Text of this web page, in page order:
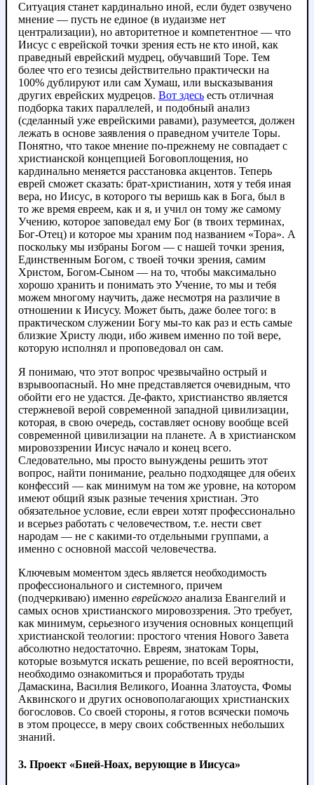
Ситуация станет кардинально иной, если будет озвучено
мнение — пусть не единое (в иудаизме нет
централизации), но авторитетное и компетентное — что
Иисус с еврейской точки зрения есть не кто иной, как
праведный еврейский мудрец, обучавший Торе. Тем
более что его тезисы действительно практически на
100% дублируют или сам Хумаш, или высказывания
других еврейских мудрецов. Вот здесь есть отличная
подборка таких параллелей, и подобный анализ
(сделанный уже еврейскими равами), разумеется, должен
лежать в основе заявления о праведном учителе Торы.
Понятно, что такое мнение по-прежнему не совпадает с
христианской концепцией Боговоплощения, но
кардинально меняется расстановка акцентов. Теперь
еврей сможет сказать: брат-христианин, хотя у тебя иная
вера, но Иисус, в которого ты веришь как в Бога, был в
то же время евреем, как и я, и учил он тому же самому
Учению, которое заповедал ему Бог (в твоих терминах,
Бог-Отец) и которое мы храним под названием «Тора». А
поскольку мы избраны Богом — с нашей точки зрения,
Единственным Богом, с твоей точки зрения, самим
Христом, Богом-Сыном — на то, чтобы максимально
хорошо хранить и понимать это Учение, то мы и тебя
можем многому научить, даже несмотря на различие в
отношении к Иисусу. Может быть, даже более того: в
практическом служении Богу мы-то как раз и есть самые
близкие Христу люди, ибо живем именно по той вере,
которую исполнял и проповедовал он сам.
Я понимаю, что этот вопрос чрезвычайно острый и
взрывоопасный. Но мне представляется очевидным, что
обойти его не удастся. Де-факто, христианство является
стержневой верой современной западной цивилизации,
которая, в свою очередь, составляет основу вообще всей
современной цивилизации на планете. А в христианском
мировоззрении Иисус начало и конец всего.
Следовательно, мы просто вынуждены решить этот
вопрос, найти понимание, реально подходящее для обеих
конфессий — как минимум на том же уровне, на котором
имеют общий язык разные течения христиан. Это
обязательное условие, если евреи хотят профессионально
и всерьез работать с человечеством, т.е. нести свет
народам — не с какими-то отдельными группами, а
именно с основной массой человечества.
Ключевым моментом здесь является необходимость
профессионального и системного, причем
(подчеркиваю) именно еврейского анализа Евангелий и
самых основ христианского мировоззрения. Это требует,
как минимум, серьезного изучения основных концепций
христианской теологии: простого чтения Нового Завета
абсолютно недостаточно. Евреям, знатокам Торы,
которые возьмутся искать решение, по всей вероятности,
необходимо ознакомиться и проработать труды
Дамаскина, Василия Великого, Иоанна Златоуста, Фомы
Аквинского и других основополагающих христианских
богословов. Со своей стороны, я готов всячески помочь
в этом процессе, в меру своих собственных небольших
знаний.
3. Проект «Бней-Ноах, верующие в Иисуса»